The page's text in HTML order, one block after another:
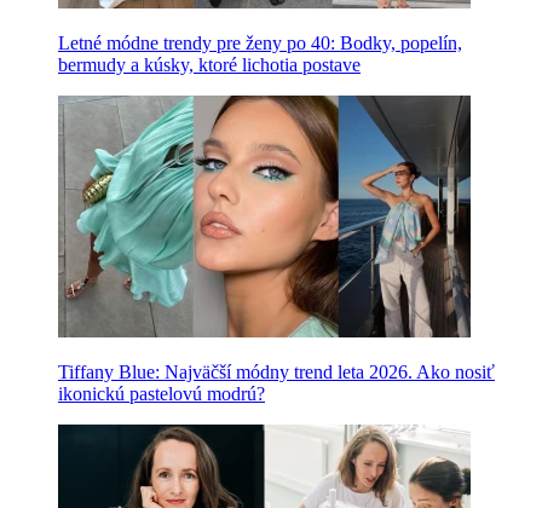
Letné módne trendy pre ženy po 40: Bodky, popelín,
bermudy a kúsky, ktoré lichotia postave
Tiffany Blue: Najväčší módny trend leta 2026. Ako nosiť
ikonickú pastelovú modrú?